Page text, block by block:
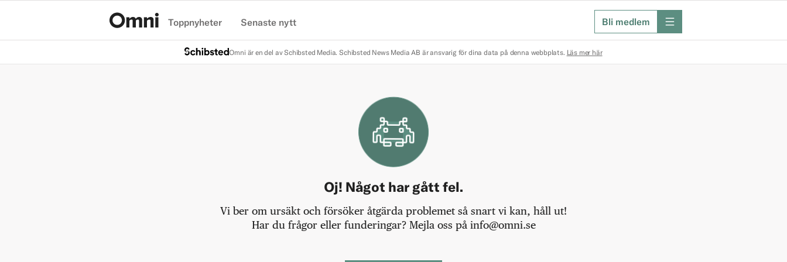
Toppnyheter Senaste nytt Bli medlem meny
Omni är en del av Schibsted Media. Schibsted News Media AB är ansvarig för dina data på denna webbplats. Läs mer här
Oj! Något har gått fel.
Vi ber om ursäkt och försöker åtgärda problemet så snart vi kan, håll ut!
Har du frågor eller funderingar? Mejla oss på info@omni.se